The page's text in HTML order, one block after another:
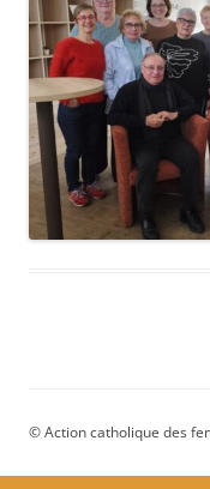
© Action catholique des